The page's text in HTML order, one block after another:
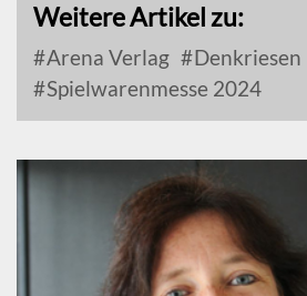
Weitere Artikel zu:
Arena Verlag
Denkriesen
Spielwarenmesse 2024